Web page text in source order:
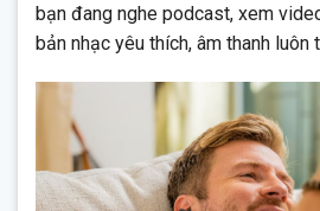
bạn đang nghe podcast, xem
bản nhạc yêu thích, âm thanh luôn